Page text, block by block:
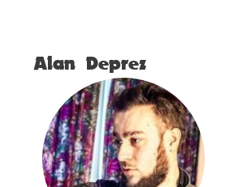
Alan Deprez